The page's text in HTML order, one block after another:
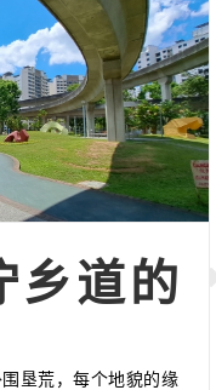
乡道的
垦荒，每个地貌的缘